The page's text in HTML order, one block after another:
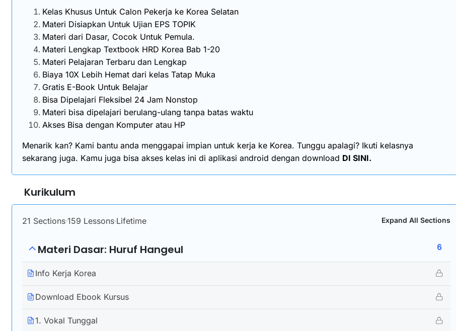
Kelas Khusus Untuk Calon Pekerja ke Korea Selatan
Materi Disiapkan Untuk Ujian EPS TOPIK
Materi dari Dasar, Cocok Untuk Pemula.
Materi Lengkap Textbook HRD Korea Bab 1-20
Materi Pelajaran Terbaru dan Lengkap
Biaya 10X Lebih Hemat dari kelas Tatap Muka
Gratis E-Book Untuk Belajar
Bisa Dipelajari Fleksibel 24 Jam Nonstop
Materi bisa dipelajari berulang-ulang tanpa batas waktu
Akses Bisa dengan Komputer atau HP
Menarik kan? Kami bantu anda menggapai impian untuk kerja ke Korea. Tunggu apalagi? Ikuti kelasnya
sekarang juga. Kamu juga bisa akses kelas ini di aplikasi android dengan download DI SINI.
Kurikulum
21 Sections 159 Lessons Lifetime Expand All Sections
Materi Dasar: Huruf Hangeul 6
Info Kerja Korea
Download Ebook Kursus
1. Vokal Tunggal